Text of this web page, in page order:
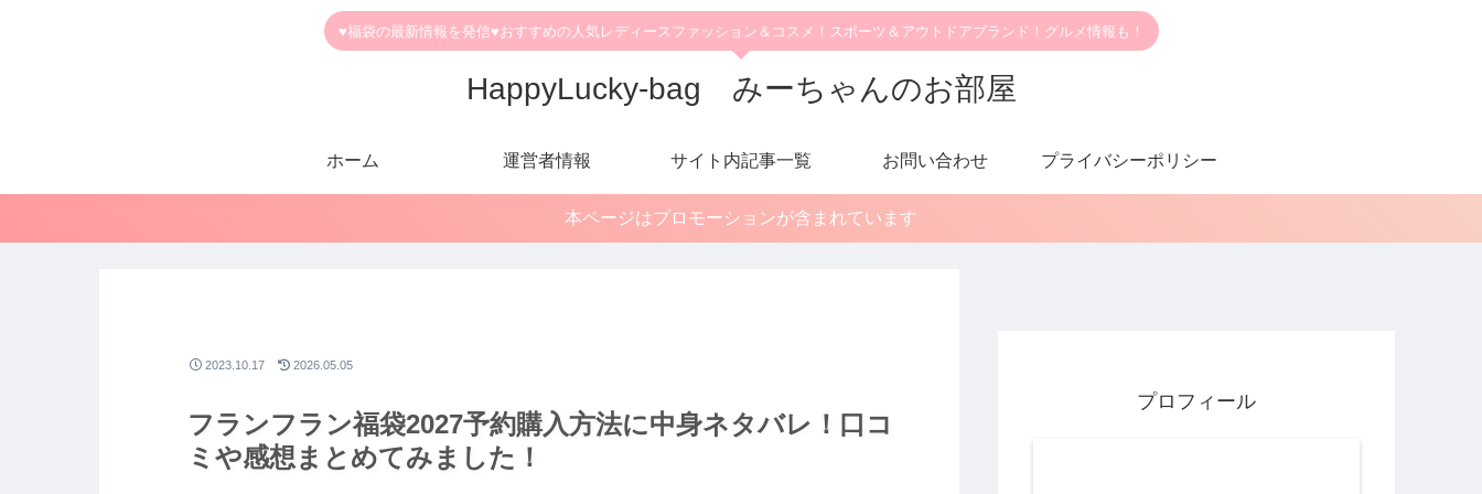
♥福袋の最新情報を発信♥おすすめの人気レディースファッション＆コスメ！スポーツ＆アウトドアブランド！グルメ情報も！
HappyLucky-bag みーちゃんのお部屋
ホーム 運営者情報 サイト内記事一覧 お問い合わせ プライバシーポリシー
本ページはプロモーションが含まれています
フランフラン福袋2027予約購入方法に中身ネタバレ！口コ
ミや感想まとめてみました！
2023.10.17 2026.05.05
プロフィール